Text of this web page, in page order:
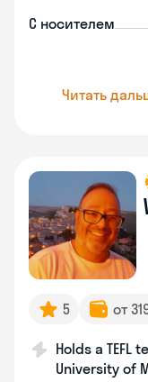
С носителем
Читать
5 от
Holds a
University of